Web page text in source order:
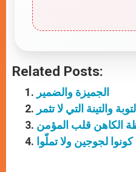
Related Posts:
الجميزة والضمير
والتينة التي لا تثمر
الكاهن قلب المؤمن
كونوا لجوجين ولا تملّوا